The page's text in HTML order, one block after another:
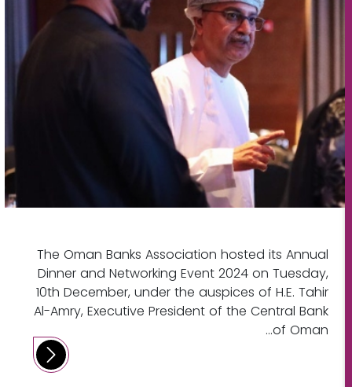
The Oman Banks Association hosted its Annual
Dinner and Networking Event 2024 on Tuesday,
10th December, under the auspices of H.E. Tahir
Al-Amry, Executive President of the Central Bank
of Oman...